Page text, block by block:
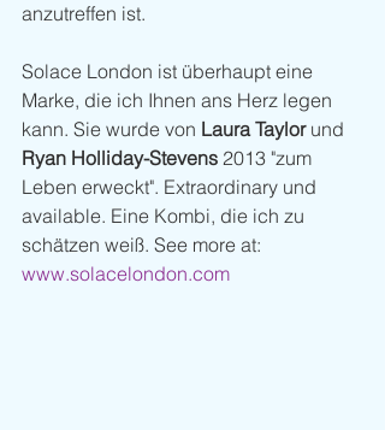
anzutreffen ist.
Solace London ist überhaupt eine
Marke, die ich Ihnen ans Herz legen
kann. Sie wurde von Laura Taylor und
Ryan Holliday-Stevens 2013 "zum
Leben erweckt". Extraordinary und
available. Eine Kombi, die ich zu
schätzen weiß. See more at:
www.solacelondon.com